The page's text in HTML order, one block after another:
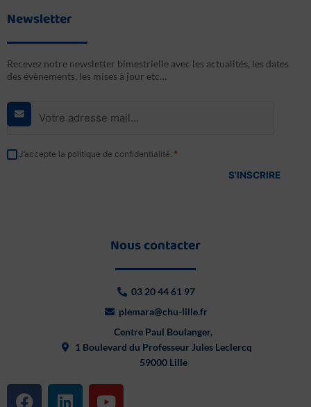
Newsletter
Recevez notre newsletter bimestrielle avec les actualités, les dates
des évènements, les mises à jour etc…
E-
mail
RGPD
J’accepte la politique de confidentialité. *
Nous contacter
03 20 44 61 97
plemara@chu-lille.fr
Centre Paul Boulanger,
1 Boulevard du Professeur Jules Leclercq
59000 Lille
F
L
Y